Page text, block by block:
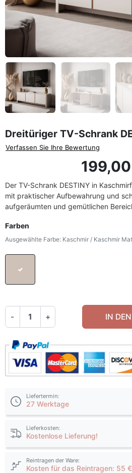
Zurück
Dreitüriger TV-Schrank
Verfassen Sie Ihre Bewertung
Der TV-Schrank DESTINY in
mit praktischer Aufbewahrung und
aufgeräumten und gemütlichen
Farben
Ausgewählte Farbe: Kaschmir / Kaschmir Mat
Kaschmir / Kaschmir Mat
- + IN
Liefertermin:
27 Werktage
Lieferkosten:
Kostenlose Lieferung!
Reintragen der Ware:
Kosten für das Reintragen: 55 €